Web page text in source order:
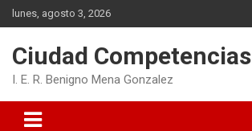
Skip
to
lunes, agosto 3, 2026
Ciudad Competencias
I. E. R. Benigno Mena Gonzalez